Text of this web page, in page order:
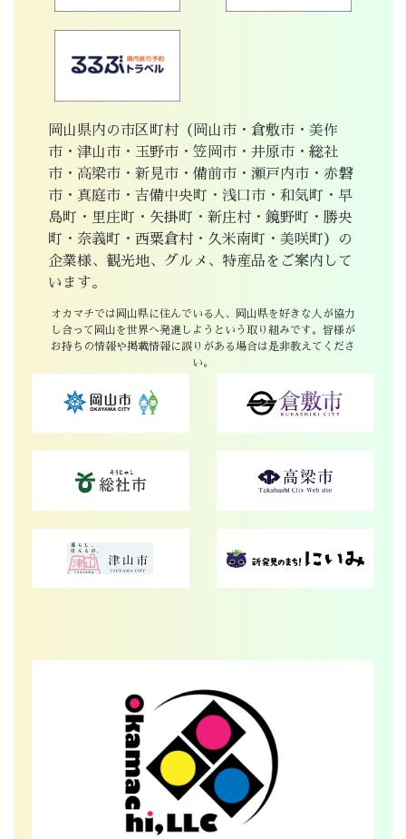
岡山県内の市区町村（岡山市・倉敷市・美作
市・津山市・玉野市・笠岡市・井原市・総社
市・高梁市・新見市・備前市・瀬戸内市・赤磐
市・真庭市・吉備中央町・浅口市・和気町・早
島町・里庄町・矢掛町・新庄村・鏡野町・勝央
町・奈義町・西粟倉村・久米南町・美咲町）の
企業様、観光地、グルメ、特産品をご案内して
います。
オカマチでは岡山県に住んでいる人、岡山県を好きな人が協力
し合って岡山を世界へ発進しようという取り組みです。皆様が
お持ちの情報や掲載情報に誤りがある場合は是非教えてくださ
い。